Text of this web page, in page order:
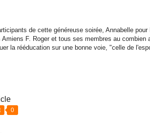
de cette généreuse soirée, Annabelle
Amiens F. Roger et tous ses membres au combien
la rééducation sur une bonne voie, "celle de
0